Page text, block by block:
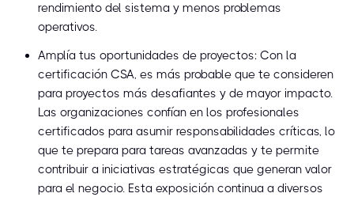
rendimiento del sistema y menos problemas
operativos.
Amplía tus oportunidades de proyectos: Con la
certificación CSA, es más probable que te consideren
para proyectos más desafiantes y de mayor impacto.
Las organizaciones confían en los profesionales
certificados para asumir responsabilidades críticas, lo
que te prepara para tareas avanzadas y te permite
contribuir a iniciativas estratégicas que generan valor
para el negocio. Esta exposición continua a diversos